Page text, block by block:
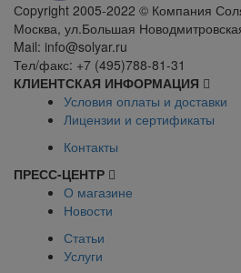
Сopyright 2005-2022 © Компания
Москва, ул.Большая
Mail: info@solyar.ru
Тел/факс: +7 (495)788-81-31
КЛИЕНТСКАЯ ИНФОРМАЦИЯ
Условия оплаты и доставки
Лицензии и сертификаты
Контакты
ПРЕСС-ЦЕНТР
О магазине
Новости
Статьи
Услуги